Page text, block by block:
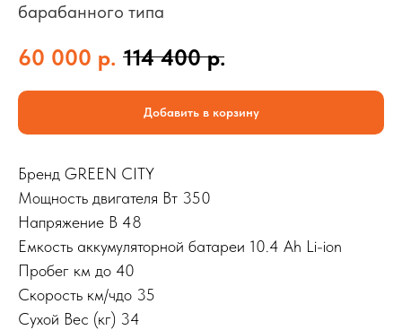
барабанного типа
60 000 р. 114 400 р.
Добавить в корзину
Бренд GREEN CITY
Мощность двигателя Вт 350
Напряжение В 48
Емкость аккумуляторной батареи 10.4 Ah Li-ion
Пробег км до 40
Скорость км/чдо 35
Сухой Вес (кг) 34